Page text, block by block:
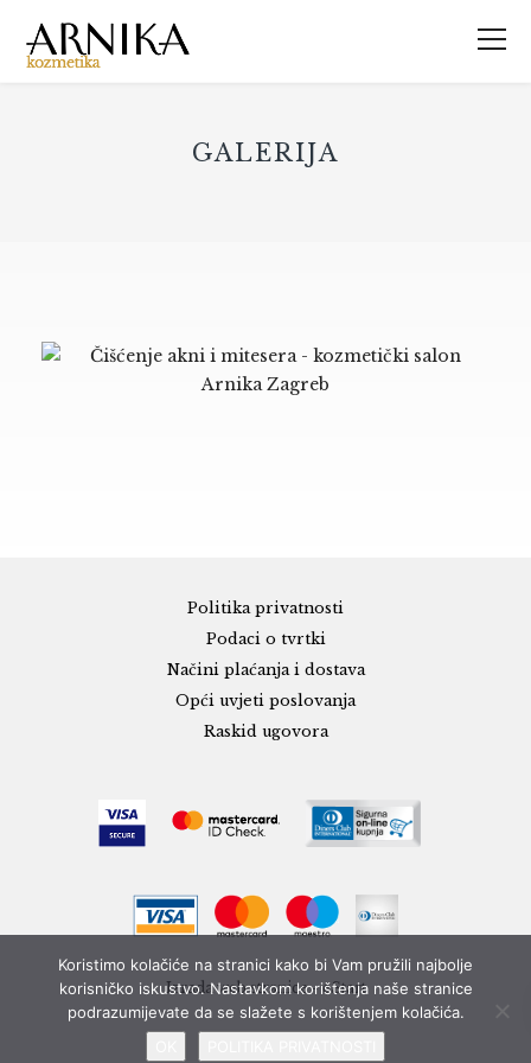
GALERIJA
Politika privatnosti
Podaci o tvrtki
Načini plaćanja i dostava
Opći uvjeti poslovanja
Raskid ugovora
Izrada web stranice - eStart
Koristimo kolačiće na stranici kako bi Vam pružili najbolje
korisničko iskustvo. Nastavkom korištenja naše stranice
podrazumijevate da se slažete s korištenjem kolačića.